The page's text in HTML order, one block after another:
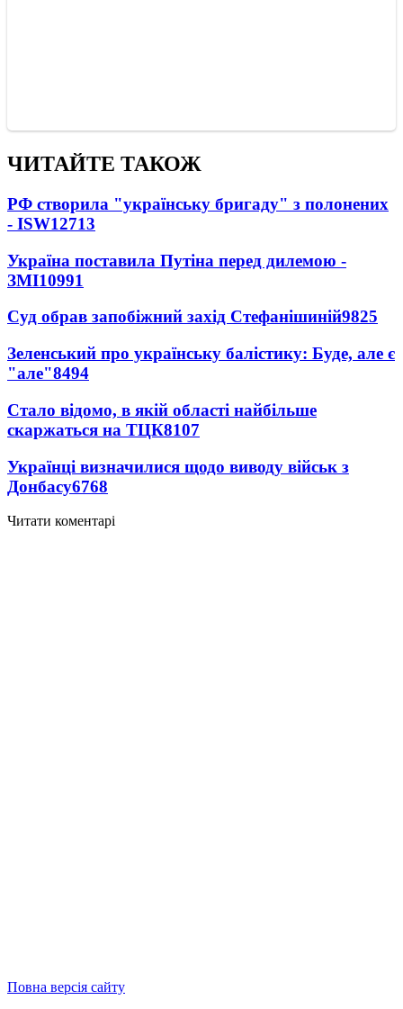
ЧИТАЙТЕ ТАКОЖ
РФ створила "українську бригаду" з полонених
- ISW12713
Україна поставила Путіна перед дилемою -
ЗМІ10991
Суд обрав запобіжний захід Стефанішиній9825
Зеленський про українську балістику: Буде, але є
"але"8494
Стало відомо, в якій області найбільше
скаржаться на ТЦК8107
Українці визначилися щодо виводу військ з
Донбасу6768
Читати коментарі
Повна версія сайту